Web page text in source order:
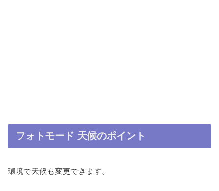
フォトモード 天候のポイント
環境で天候も変更できます。